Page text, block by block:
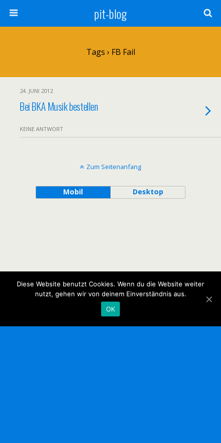
pit-blog
Tags › FB Fail
24. JUNI 2012
Bei BKA Musik bestellen
KEINE ANTWORT
Zum Seitenanfang
Mobil Desktop
Diese Website benutzt Cookies. Wenn du die Website weiter
nutzt, gehen wir von deinem Einverständnis aus.
OK